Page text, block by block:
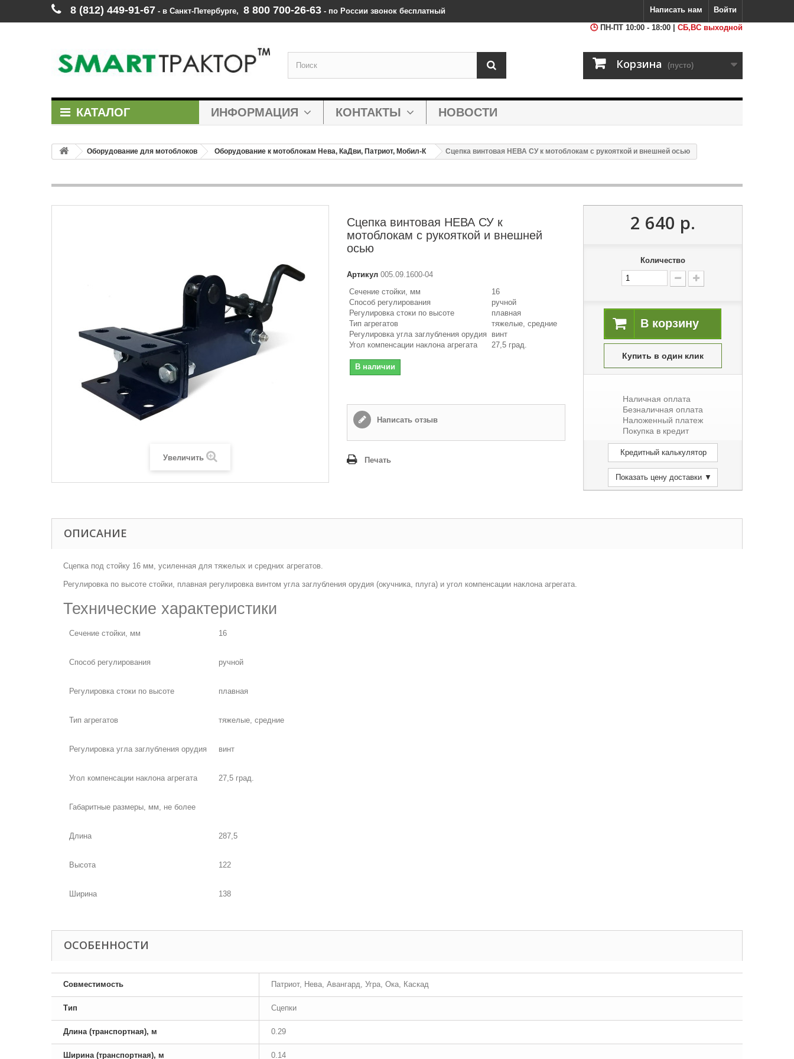
Войти
Написать нам
8 (812) 449‑91‑67 ‑ в Санкт‑Петербурге, 8 800 700‑26‑63 ‑ по России звонок бесплатный
ПН-ПТ 10:00 - 18:00 | СБ,ВС выходной
Корзина (пусто)
КАТАЛОГ ИНФОРМАЦИЯ КОНТАКТЫ НОВОСТИ
Оборудование для мотоблоков Оборудование к мотоблокам Нева, КаДви, Патриот, Мобил-К Сцепка винтовая НЕВА СУ к мотоблокам с рукояткой и внешней осью
Увеличить
Сцепка винтовая НЕВА СУ к
мотоблокам с рукояткой и внешней
осью
Артикул 005.09.1600-04
Сечение стойки, мм
16
Способ регулирования
ручной
Регулировка стоки по высоте
плавная
Тип агрегатов
тяжелые, средние
Регулировка угла заглубления орудия
винт
Угол компенсации наклона агрегата
27,5 град.
В наличии
Написать отзыв
Печать
2 640 р.
Количество
В корзину
Купить в один клик
Наличная оплата
Безналичная оплата
Наложенный платеж
Покупка в кредит
Кредитный калькулятор
Показать цену доставки ▼
ОПИСАНИЕ
Сцепка под стойку 16 мм, усиленная для тяжелых и средних агрегатов.
Регулировка по высоте стойки, плавная регулировка винтом угла заглубления орудия (окучника, плуга) и угол компенсации наклона агрегата.
Технические характеристики
Сечение стойки, мм 16
Способ регулирования ручной
Регулировка стоки по высоте плавная
Тип агрегатов тяжелые, средние
Регулировка угла заглубления орудия винт
Угол компенсации наклона агрегата 27,5 град.
Габаритные размеры, мм, не более
Длина 287,5
Высота 122
Ширина 138
ОСОБЕННОСТИ
Совместимость Патриот, Нева, Авангард, Угра, Ока, Каскад
Тип Сцепки
Длина (транспортная), м 0.29
Ширина (транспортная), м 0.14